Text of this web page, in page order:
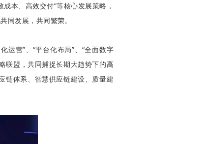
本、高效交付”等核心发展策略，
同发展，共同繁荣。
运营”、“平台化布局”、“全面数字
联盟，共同捕捉长期大趋势下的高
链体系、智慧供应链建设、质量建